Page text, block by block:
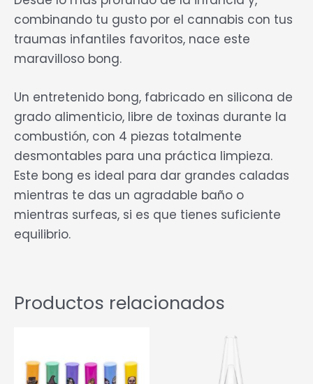
combinando tu gusto por el cannabis con tus
traumas infantiles favoritos, nace este
maravilloso bong.
Un entretenido bong, fabricado en silicona de
grado alimenticio, libre de toxinas durante la
combustión, con 4 piezas totalmente
desmontables para una práctica limpieza.
Este bong es ideal para dar grandes caladas
mientras te das un agradable baño o
mientras surfeas, si es que tienes suficiente
equilibrio.
Productos relacionados